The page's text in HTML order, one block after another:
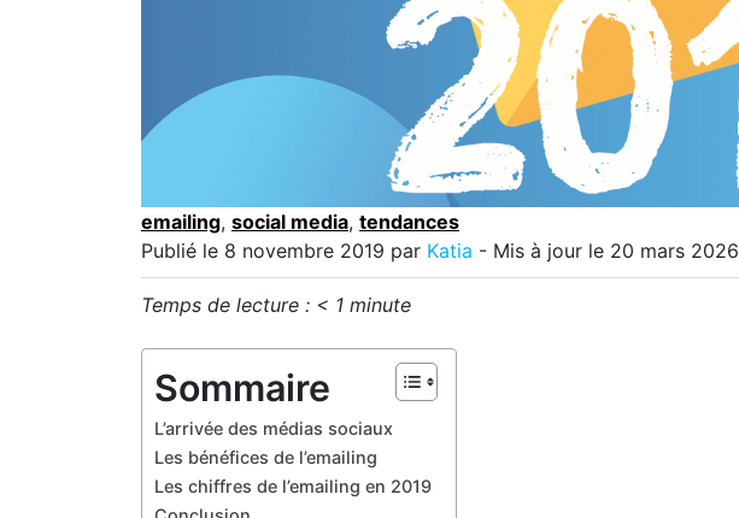
emailing, social media, tendances
Publié le 8 novembre 2019 par Katia - Mis à jour le 20 mars 2026
Temps de lecture : < 1 minute
Sommaire
L’arrivée des médias sociaux
Les bénéfices de l’emailing
Les chiffres de l’emailing en 2019